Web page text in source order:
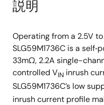
説明
Operating from a 2.5V
SLG59M1736C is a
33mΩ, 2.2A single-
controlled VIN inrush
SLG59M1736C’s low
inrush current profile